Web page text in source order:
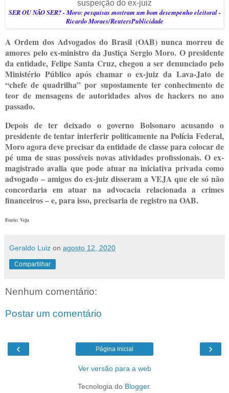
SER OU NÃO SER? - Moro: pesquisas mostram um bom desempenho eleitoral -
Ricardo Moraes/ReutersPublicidade
A Ordem dos Advogados do Brasil (OAB) nunca morreu de
amores pelo ex-ministro da Justiça Sergio Moro. O presidente
da entidade, Felipe Santa Cruz, chegou a ser denunciado pelo
Ministério Público após chamar o ex-juiz da Lava-Jato de
“chefe de quadrilha” por supostamente ter conhecimento de
teor de mensagens de autoridades alvos de hackers no ano
passado.
Depois de ter deixado o governo Bolsonaro acusando o
presidente de tentar interferir politicamente na Polícia Federal,
Moro agora deve precisar da entidade de classe para colocar de
pé uma de suas possíveis novas atividades profissionais. O ex-
magistrado avalia que pode atuar na iniciativa privada como
advogado – amigos do ex-juiz disseram a VEJA que ele só não
concordaria em atuar na advocacia relacionada a crimes
financeiros – e, para isso, precisaria de registro na OAB.
Fonte: Veja
Geraldo Luiz on agosto 12, 2020
Compartilhar
Nenhum comentário:
Postar um comentário
‹ ›
Página inicial
Ver versão para a web
Tecnologia do Blogger.